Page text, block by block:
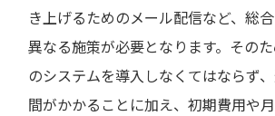
き上げるためのメール配信など、総
異なる施策が必要となります。その
のシステムを導入しなくてはならず
間がかかることに加え、初期費用や